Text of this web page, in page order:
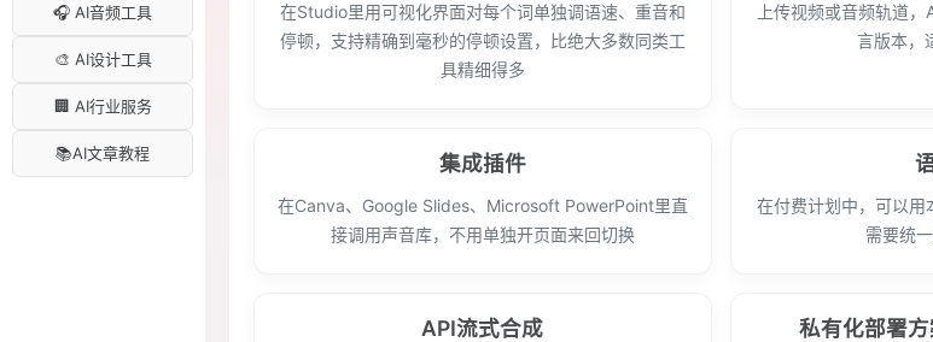
🎧 AI音频工具
🎨 AI设计工具
🏢 AI行业服务
📚AI文章教程
在Studio里用可视化界面对每个词单独调语速、重音和
停顿，支持精确到毫秒的停顿设置，比绝大多数同类工
具精细得多
上传视频或音频轨道
言版本，
集成插件
在Canva、Google Slides、Microsoft PowerPoint里直
接调用声音库，不用单独开页面来回切换
在付费计划中，可以用
需要统
API流式合成 私有化部署